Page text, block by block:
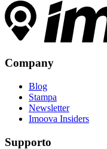
Company
Blog
Stampa
Newsletter
Imoova Insiders
Supporto